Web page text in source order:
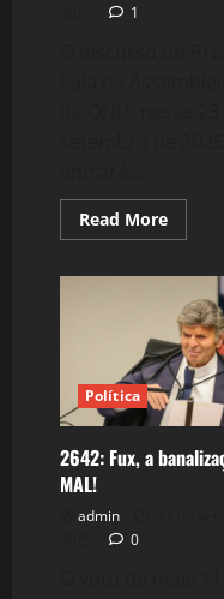
1
Read MoreRead
more
do
Lula
na
ONU!
Política
2642: Fux, a
MAL!
admin
0